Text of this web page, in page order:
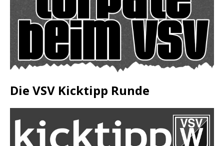
Die VSV Kicktipp Runde